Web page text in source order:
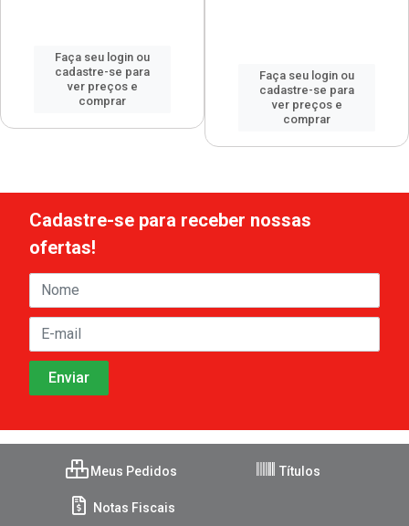
Faça seu login ou
cadastre-se para
ver preços e
comprar
Faça seu login ou
cadastre-se para
ver preços e
comprar
Cadastre-se para receber nossas
ofertas!
Meus Pedidos Títulos
Notas Fiscais